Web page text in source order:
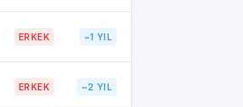
ERKEK ~1 YIL
ERKEK ~2 YIL